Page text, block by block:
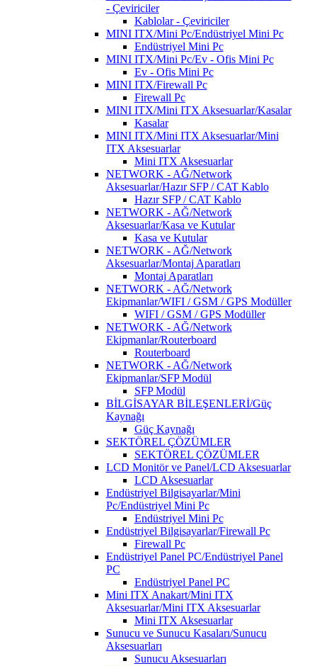
- Çeviriciler
Kablolar - Çeviriciler
MINI ITX/Mini Pc/Endüstriyel Mini Pc
Endüstriyel Mini Pc
MINI ITX/Mini Pc/Ev - Ofis Mini Pc
Ev - Ofis Mini Pc
MINI ITX/Firewall Pc
Firewall Pc
MINI ITX/Mini ITX Aksesuarlar/Kasalar
Kasalar
MINI ITX/Mini ITX Aksesuarlar/Mini
ITX Aksesuarlar
Mini ITX Aksesuarlar
NETWORK - AĞ/Network
Aksesuarlar/Hazır SFP / CAT Kablo
Hazır SFP / CAT Kablo
NETWORK - AĞ/Network
Aksesuarlar/Kasa ve Kutular
Kasa ve Kutular
NETWORK - AĞ/Network
Aksesuarlar/Montaj Aparatları
Montaj Aparatları
NETWORK - AĞ/Network
Ekipmanlar/WIFI / GSM / GPS Modüller
WIFI / GSM / GPS Modüller
NETWORK - AĞ/Network
Ekipmanlar/Routerboard
Routerboard
NETWORK - AĞ/Network
Ekipmanlar/SFP Modül
SFP Modül
BİLGİSAYAR BİLEŞENLERİ/Güç
Kaynağı
Güç Kaynağı
SEKTÖREL ÇÖZÜMLER
SEKTÖREL ÇÖZÜMLER
LCD Monitör ve Panel/LCD Aksesuarlar
LCD Aksesuarlar
Endüstriyel Bilgisayarlar/Mini
Pc/Endüstriyel Mini Pc
Endüstriyel Mini Pc
Endüstriyel Bilgisayarlar/Firewall Pc
Firewall Pc
Endüstriyel Panel PC/Endüstriyel Panel
PC
Endüstriyel Panel PC
Mini ITX Anakart/Mini ITX
Aksesuarlar/Mini ITX Aksesuarlar
Mini ITX Aksesuarlar
Sunucu ve Sunucu Kasaları/Sunucu
Aksesuarları
Sunucu Aksesuarları